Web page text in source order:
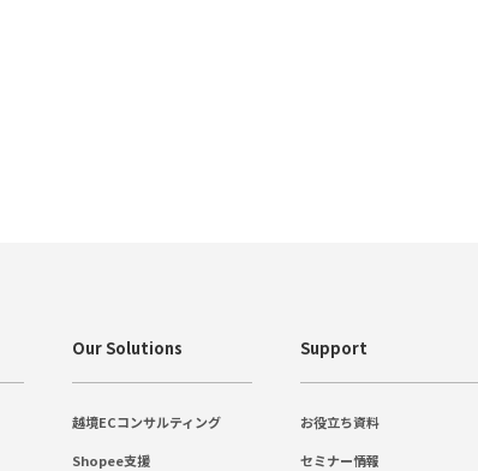
Our Solutions
越境ECコンサルティング
Shopee支援
Support
お役立ち資料
セミナー情報